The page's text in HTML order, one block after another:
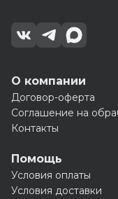
О компании
Договор-оферта
Соглашение на
Контакты
Помощь
Условия оплаты
Условия доставки